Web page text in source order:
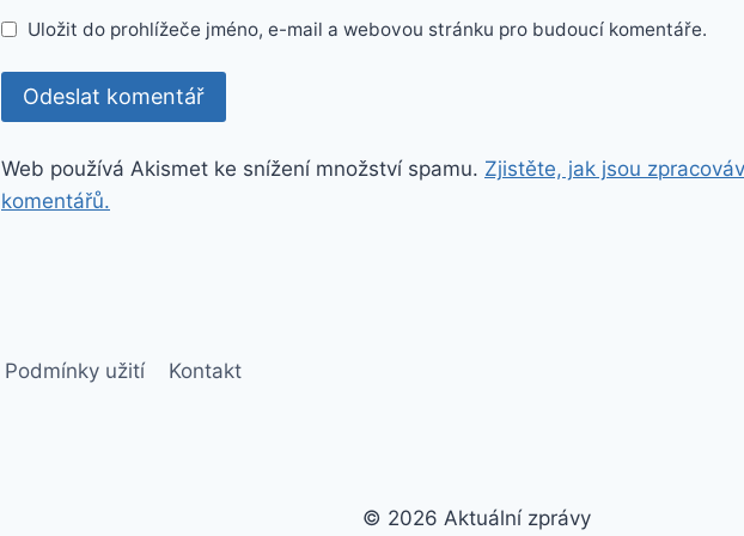
Uložit do prohlížeče jméno, e-mail a webovou stránku pro budoucí komentáře.
Web používá Akismet ke snížení množství spamu. Zjistěte, jak jsou
komentářů.
Podmínky užití Kontakt
© 2026 Aktuální zprávy